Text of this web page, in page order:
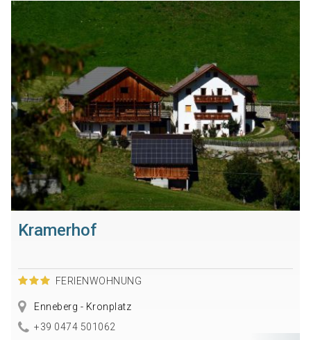
Kramerhof
FERIENWOHNUNG
Enneberg - Kronplatz
+39 0474 501062